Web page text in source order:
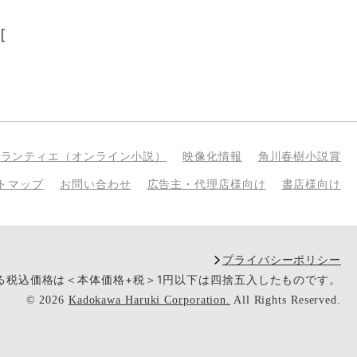
ンティエ（オンライン小説） 映像化情報 角川春樹小説賞
マップ お問い合わせ 広告主・代理店様向け 書店様向け
プライバシーポリシー
込価格は＜本体価格+税＞1円以下は四捨五入したものです。
©2026 Kadokawa Haruki Corporation. All Rights Reserved.